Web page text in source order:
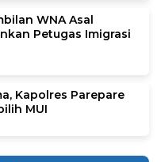
WNA Asal
Petugas Imigrasi
Kapolres Parepare
MUI